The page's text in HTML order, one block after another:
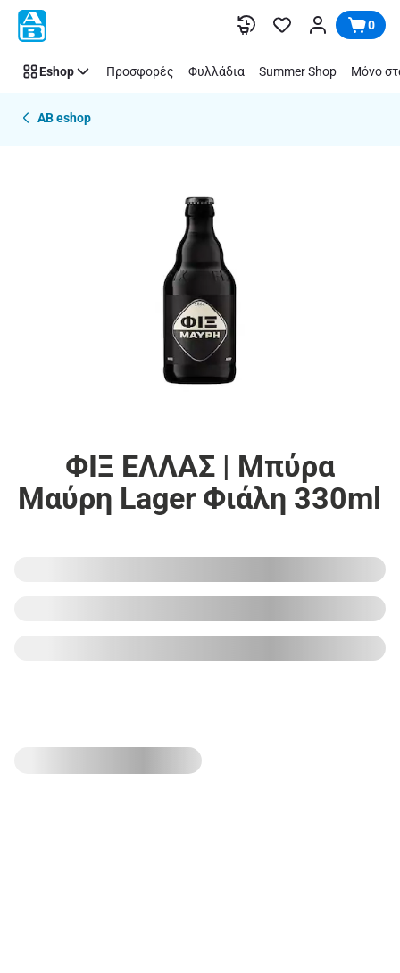
Παράλειψη 0
Eshop Προσφορές Φυλλάδια Summer Shop Μόνο
AB eshop
ΦΙΞ ΕΛΛΑΣ | Μπύρα
Μαύρη Lager Φιάλη 330ml